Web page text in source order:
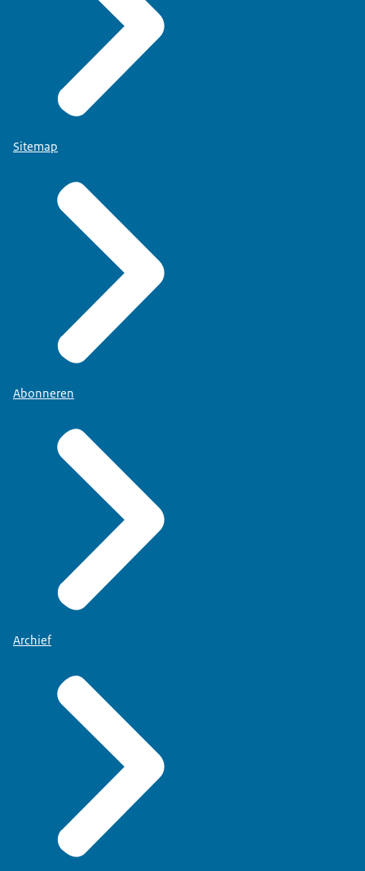
Sitemap
Abonneren
Archief